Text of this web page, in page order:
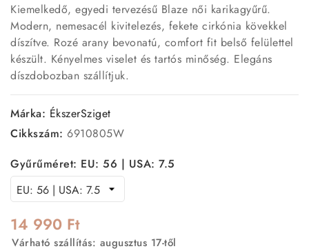
Kiemelkedő, egyedi tervezésű Blaze női karikagyűrű.
Modern, nemesacél kivitelezés, fekete cirkónia kövekkel
díszítve. Rozé arany bevonatú, comfort fit belső felülettel
készült. Kényelmes viselet és tartós minőség. Elegáns
díszdobozban szállítjuk.
Márka: ÉkszerSziget
Cikkszám: 6910805W
Gyűrűméret: EU: 56 | USA: 7.5
14 990 Ft
Várható szállítás: augusztus 17-től